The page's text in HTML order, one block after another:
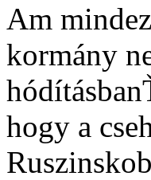
Am
kormány
hogy a